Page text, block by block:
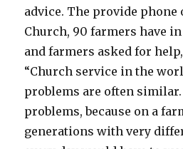
advice. The provide phone
Church, 90 farmers have
and farmers asked for
“Church service in the
problems are often
problems, because on a
generations with very